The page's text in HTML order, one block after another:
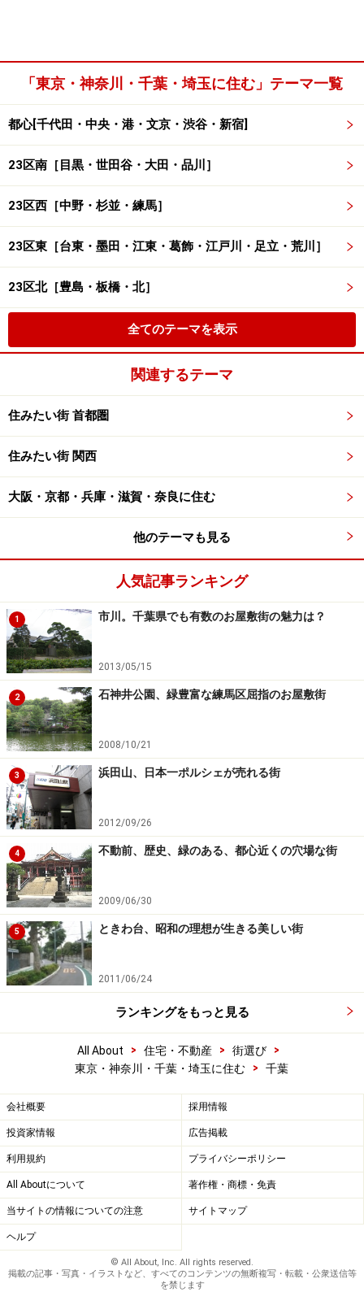
「東京・神奈川・千葉・埼玉に住む」テーマ一覧
都心[千代田・中央・港・文京・渋谷・新宿]
23区南［目黒・世田谷・大田・品川］
23区西［中野・杉並・練馬］
23区東［台東・墨田・江東・葛飾・江戸川・足立・荒川］
23区北［豊島・板橋・北］
全てのテーマを表示
関連するテーマ
住みたい街 首都圏
住みたい街 関西
大阪・京都・兵庫・滋賀・奈良に住む
他のテーマも見る
人気記事ランキング
1 市川。千葉県でも有数のお屋敷街の魅力は？
2013/05/15
2 石神井公園、緑豊富な練馬区屈指のお屋敷街
2008/10/21
3 浜田山、日本一ポルシェが売れる街
2012/09/26
4 不動前、歴史、緑のある、都心近くの穴場な街
2009/06/30
5 ときわ台、昭和の理想が生きる美しい街
2011/06/24
ランキングをもっと見る
All About > 住宅・不動産 > 街選び
>
東京・神奈川・千葉・埼玉に住む
> 千葉
会社概要 採用情報
投資家情報 広告掲載
利用規約 プライバシーポリシー
All Aboutについて 著作権・商標・免責
当サイトの情報についての注意 サイトマップ
ヘルプ
© All About, Inc. All rights reserved.
掲載の記事・写真・イラストなど、すべてのコンテンツの無断複写・転載・公衆送信等
を禁じます